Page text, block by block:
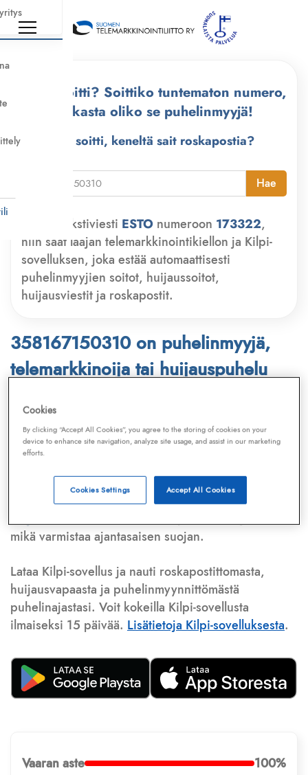
Kuka soitti? Soittiko tuntematon numero,
tarkasta oliko se puhelinmyyjä!
Kuka soitti, keneltä sait roskapostia?
Hae
Lähetä tekstiviesti ESTO numeroon 173322,
niin saat laajan telemarkkinointikiellon ja Kilpi-
sovelluksen, joka estää automaattisesti
puhelinmyyjien soitot, huijaussoitot,
huijausviestit ja roskapostit.
358167150310 on puhelinmyyjä,
telemarkkinoija tai huijauspuhelu
Puhelinnumero
Telemarkkinointiliiton jaKilpi-sovelluksen
tietokannasta, joka kattaa satoja tuhansia
Lisäksi tunnistamme automaattisesti, jos kyseessä on
puhelinhuijarin numero, sähköpostiosoitetai
huijausviesti. Tietokantaamme päivitetään jatkuvasti,
mikä varmistaa ajantasaisen suojan.
Lataa Kilpi-sovellus ja nauti roskapostittomasta,
huijausvapaasta ja puhelinmyynnittömästä
puhelinajastasi. Voit kokeilla Kilpi-sovellusta
ilmaiseksi 15 päivää. Lisätietoja Kilpi-sovelluksesta.
Vaaran aste 100%
Cookies
By clicking “Accept All Cookies”, you agree to the storing of cookies on your
device to enhance site navigation, analyze site usage, and assist in our marketing
efforts.
Accept All Cookies
Cookies Settings